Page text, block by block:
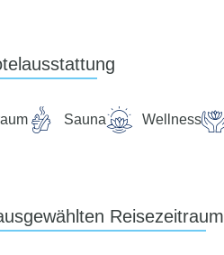
Sauna Wellness
Reisezeitraum